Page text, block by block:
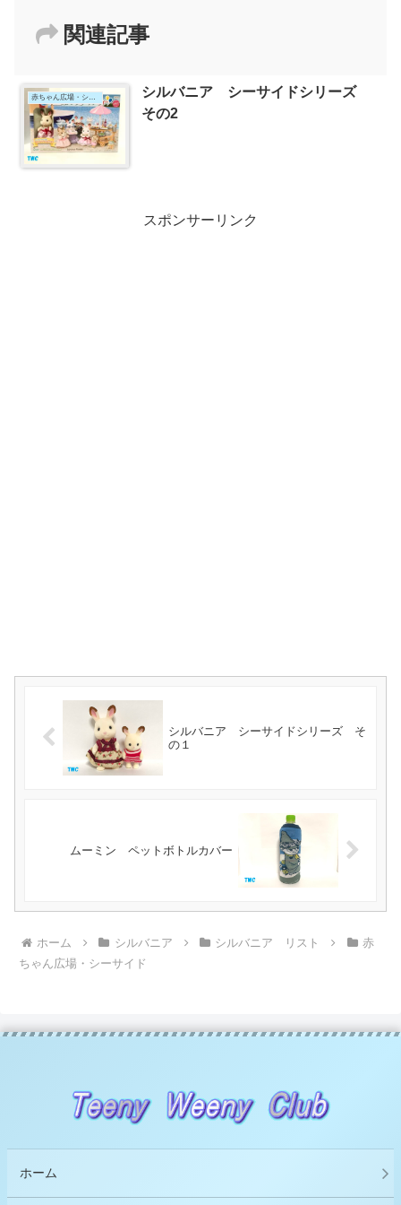
関連記事
赤ちゃん広場・シーサイド
シルバニア シーサイドシリーズ
その2
スポンサーリンク
シルバニア シーサイドシリーズ そ
の１
ムーミン ペットボトルカバー
ホーム シルバニア シルバニア リスト
赤
ちゃん広場・シーサイド
ホーム